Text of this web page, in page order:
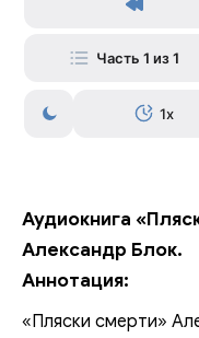
Часть 1 из 1
1x
Аудиокнига
Александр Блок.
Аннотация:
«Пляски смерти»